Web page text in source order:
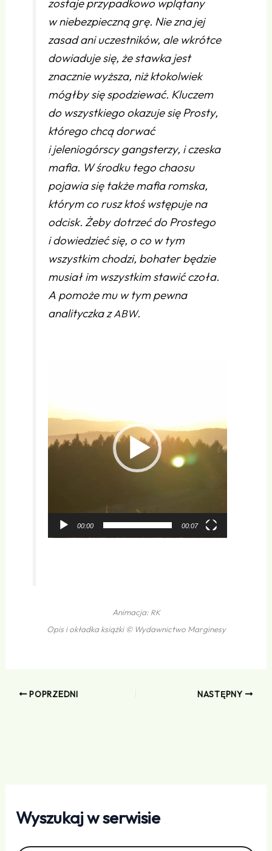
zostaje przypadkowo wplątany
w niebezpieczną grę. Nie zna jej
zasad ani uczestników, ale wkrótce
dowiaduje się, że stawka jest
znacznie wyższa, niż ktokolwiek
mógłby się spodziewać. Kluczem
do wszystkiego okazuje się Prosty,
którego chcą dorwać
i jeleniogórscy gangsterzy, i czeska
mafia. W środku tego chaosu
pojawia się także mafia romska,
którym co rusz ktoś wstępuje na
odcisk. Żeby dotrzeć do Prostego
i dowiedzieć się, o co w tym
wszystkim chodzi, bohater będzie
musiał im wszystkim stawić czoła.
A pomoże mu w tym pewna
analityczka zABW.
00:00 00:07
Animacja: RK
Opis i okładka książki © Wydawnictwo Marginesy
POPRZEDNI NASTĘPNY
Wyszukaj w serwisie